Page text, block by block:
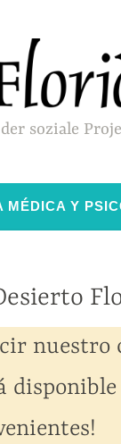
soziale
MÉDICA Y
nuestro